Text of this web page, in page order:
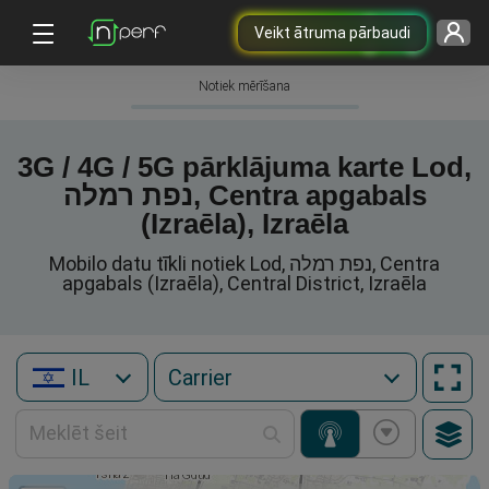
Veikt ātruma pārbaudi
Notiek mērīšana
3G / 4G / 5G pārklājuma karte Lod,
נפת רמלה, Centra apgabals
(Izraēla), Izraēla
Mobilo datu tīkli notiek Lod, נפת רמלה, Centra
apgabals (Izraēla), Central District, Izraēla
IL